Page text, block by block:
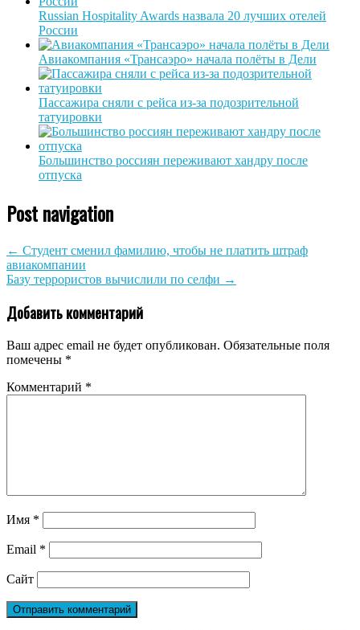
Russian Hospitality Awards назвала 20 лучших отелей
России
Авиакомпания «Трансаэро» начала полёты в Дели
Пассажира сняли с рейса из-за подозрительной
татуировки
Большинство россиян переживают хандру после
отпуска
Post navigation
← Студент сменил фамилию, чтобы не платить штраф
авиакомпании
Базу террористов вычислили по селфи →
Добавить комментарий
Ваш адрес email не будет опубликован. Обязательные поля
помечены *
Комментарий *
Имя *
Email *
Сайт